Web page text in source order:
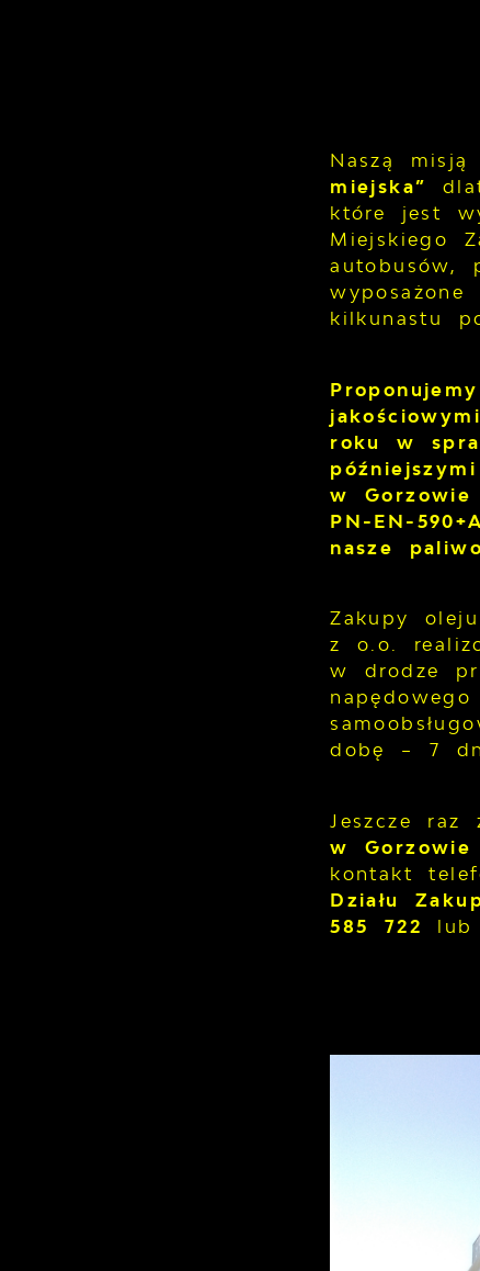
Naszą
miejska”
które jest
Miejskiego
autobusów,
kilkunastu
roku w
w
PN-EN-
nasze
Zakupy
z o.o.
w drodze
dobę – 7
Jeszcze raz
w
kontakt
Działu
585 722
lub